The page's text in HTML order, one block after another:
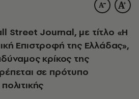
Street Journal, με τίτλο «Η
Επιστροφή της Ελλάδας»,
κρίκος της
σε πρότυπο